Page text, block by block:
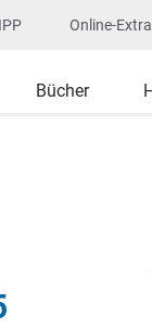
Online-
Bücher